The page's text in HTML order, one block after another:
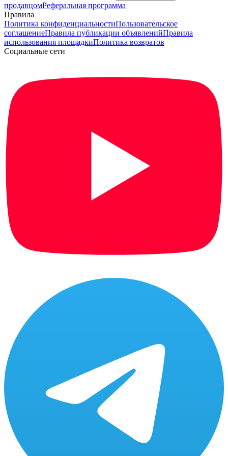
продавцомРеферальная программа
Правила
Политика конфиденциальностиПользовательское
соглашениеПравила публикации объявленийПравила
использования площадкиПолитика возвратов
Социальные сети